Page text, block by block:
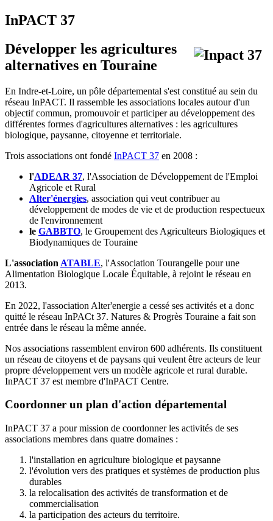
InPACT 37
Développer les agricultures
alternatives en Touraine
En Indre-et-Loire, un pôle départemental s'est constitué au sein du
réseau InPACT. Il rassemble les associations locales autour d'un
objectif commun, promouvoir et participer au développement des
différentes formes d'agricultures alternatives : les agricultures
biologique, paysanne, citoyenne et territoriale.
Trois associations ont fondé InPACT 37 en 2008 :
l'ADEAR 37, l'Association de Développement de l'Emploi
Agricole et Rural
Alter'énergies, association qui veut contribuer au
développement de modes de vie et de production respectueux
de l'environnement
le GABBTO, le Groupement des Agriculteurs Biologiques et
Biodynamiques de Touraine
L'association ATABLE, l'Association Tourangelle pour une
Alimentation Biologique Locale Équitable, à rejoint le réseau en
2013.
En 2022, l'association Alter'energie a cessé ses activités et a donc
quitté le réseau InPACt 37. Natures & Progrès Touraine a fait son
entrée dans le réseau la même année.
Nos associations rassemblent environ 600 adhérents. Ils constituent
un réseau de citoyens et de paysans qui veulent être acteurs de leur
propre développement vers un modèle agricole et rural durable.
InPACT 37 est membre d'InPACT Centre.
Coordonner un plan d'action départemental
InPACT 37 a pour mission de coordonner les activités de ses
associations membres dans quatre domaines :
l'installation en agriculture biologique et paysanne
l'évolution vers des pratiques et systèmes de production plus
durables
la relocalisation des activités de transformation et de
commercialisation
la participation des acteurs du territoire.